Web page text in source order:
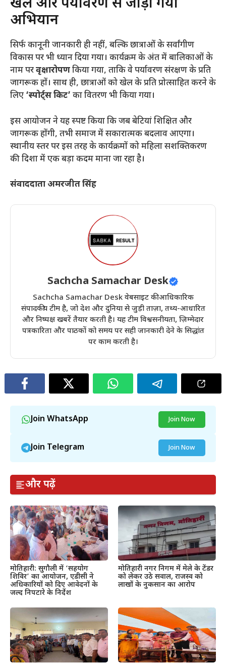
​खेल और पर्यावरण से जोड़ा गया
अभियान
​सिर्फ कानूनी जानकारी ही नहीं, बल्कि छात्राओं के सर्वांगीण
विकास पर भी ध्यान दिया गया। कार्यक्रम के अंत में बालिकाओं के
नाम परवृक्षारोपणकिया गया, ताकि वे पर्यावरण संरक्षण के प्रति
जागरूक हों। साथ ही, छात्राओं को खेल के प्रति प्रोत्साहित करने के
लिए ‘स्पोर्ट्स किट’ का वितरण भी किया गया।
​इस आयोजन ने यह स्पष्ट किया कि जब बेटियां शिक्षित और
जागरूक होंगी, तभी समाज में सकारात्मक बदलाव आएगा।
स्थानीय स्तर पर इस तरह के कार्यक्रमों को महिला सशक्तिकरण
की दिशा में एक बड़ा कदम माना जा रहा है।
संवाददाता अमरजीत सिंह
Sachcha Samachar Desk
Sachcha Samachar Desk वेबसाइट की आधिकारिक
संपादकीय टीम है, जो देश और दुनिया से जुड़ी ताज़ा, तथ्य-आधारित
और निष्पक्ष खबरें तैयार करती है। यह टीम विश्वसनीयता, ज़िम्मेदार
पत्रकारिता और पाठकों को समय पर सही जानकारी देने के सिद्धांत
पर काम करती है।
Join WhatsApp Join Now
Join Telegram Join Now
और पढ़ें
मोतिहारी: सुगौली में ‘सहयोग
शिविर’ का आयोजन, एडीसी ने
अधिकारियों को दिए आवेदनों के
जल्द निपटारे के निर्देश
मोतिहारी नगर निगम में मेले के टेंडर
को लेकर उठे सवाल, राजस्व को
लाखों के नुकसान का आरोप